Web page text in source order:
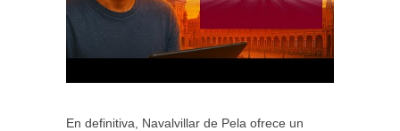
En definitiva, Navalvillar de Pela ofrece un